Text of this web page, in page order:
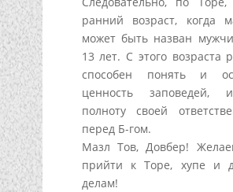
ранний возраст, когда
может быть назван
13 лет. С этого возраста
способен понять и
ценность заповедей,
полноту своей
перед Б-гом.
Мазл Тов, Довбер!
прийти к Торе, хупе и
делам!